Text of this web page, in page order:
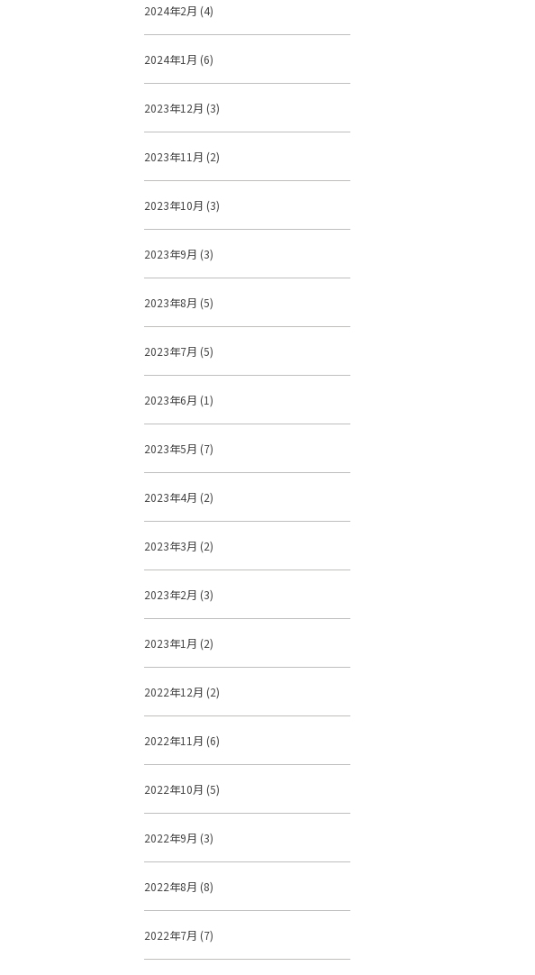
2024年2月 (4)
2024年1月 (6)
2023年12月 (3)
2023年11月 (2)
2023年10月 (3)
2023年9月 (3)
2023年8月 (5)
2023年7月 (5)
2023年6月 (1)
2023年5月 (7)
2023年4月 (2)
2023年3月 (2)
2023年2月 (3)
2023年1月 (2)
2022年12月 (2)
2022年11月 (6)
2022年10月 (5)
2022年9月 (3)
2022年8月 (8)
2022年7月 (7)